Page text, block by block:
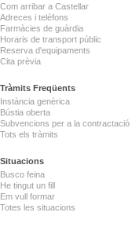
Com arribar a Castellar
Adreces i telèfons
Farmàcies de guàrdia
Horaris de transport públic
Reserva d'equipaments
Cita prèvia
Tràmits Freqüents
Instància genèrica
Bústia oberta
Subvencions per a la contractació
Tots els tràmits
Situacions
Busco feina
He tingut un fill
Em vull formar
Totes les situacions